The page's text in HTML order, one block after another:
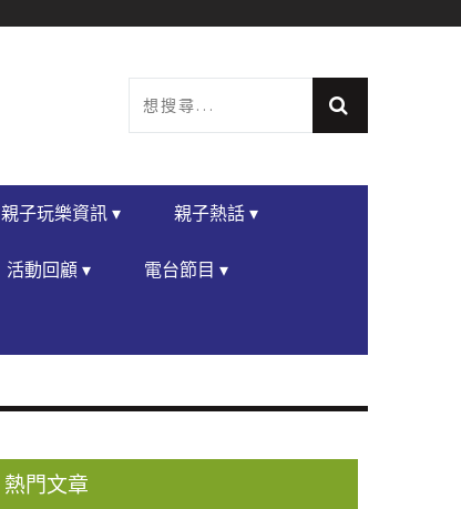
親子玩樂資訊 ▾ 親子熱話 ▾
活動回顧 ▾ 電台節目 ▾
熱門文章